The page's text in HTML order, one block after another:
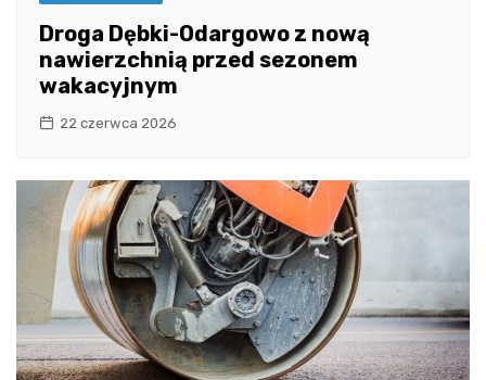
Droga Dębki-Odargowo z nową
nawierzchnią przed sezonem
wakacyjnym
22 czerwca 2026